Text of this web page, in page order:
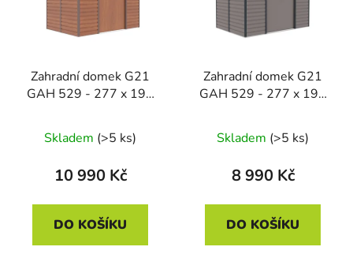
Zahradní domek G21
GAH 529 - 277 x 191
Skladem (>5 ks)
10 990 Kč
DO KOŠÍKU
Zahradní domek G21
GAH 529 - 277 x 191
Skladem (>5 ks)
8 990 Kč
DO KOŠÍKU